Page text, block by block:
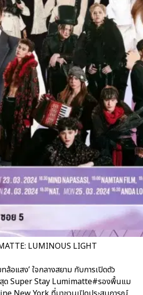
LUMINOUS LIGHT
ล้อแสง’ ใจกลางสยาม กับการเปิดตัว
สุด Super Stay Lumimatte#รองพื้นแม